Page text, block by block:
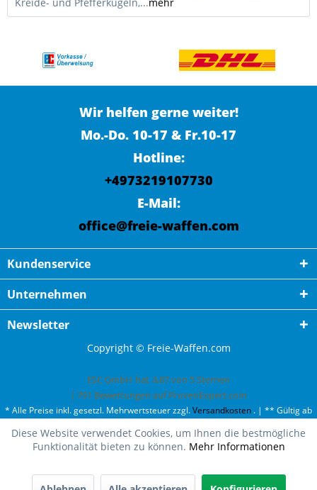
Oh fast ausverkauft!
Pistole Kal. 43 LE (blauer Schlitten) auf Lager.
Wir helfen gerne weiter!
Mo.-Do. 10-17 & Fr.10-17
Hotline:
+4973219107730
E-Mail:
office@freie-waffen.com
Kundenservice
Unternehmen
Newsletter
Copyright © Freie-Waffen.com
ESC GmbH hat 4,87von 5Sternen
| 791 Bewertungen auf ProvenExpert.com
* Alle Preise inkl. gesetzl. Mehrwertsteuer zzgl.Versandkosten . | ** Gültig ab
50¤ Bestellwert und einmal pro Kunde. | *** Innerhalb Deutschland,
ausgenommen Gefahrgut. Weitere Ländern finden Sie unterVersandkosten
Diese Website verwendet Cookies, um Ihnen die bestmögliche
Funktionalität bieten zu können. Mehr Informationen